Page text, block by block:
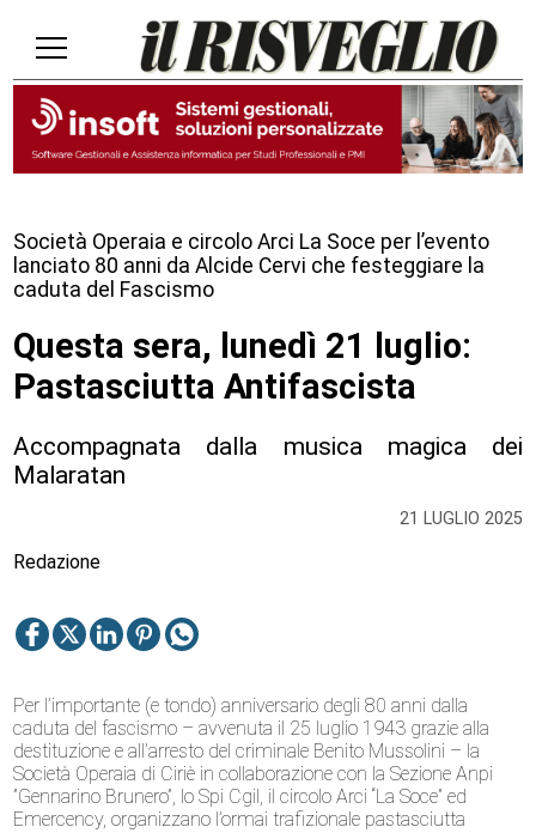
21 LUGLIO 2025
Società Operaia e circolo Arci La Soce per l’evento
lanciato 80 anni da Alcide Cervi che festeggiare la
caduta del Fascismo
Questa sera, lunedì 21 luglio:
Pastasciutta Antifascista
Accompagnata dalla musica magica dei
Malaratan
Redazione
Per l’importante (e tondo) anniversario degli 80 anni dalla
caduta del fascismo – avvenuta il 25 luglio 1943 grazie alla
destituzione e all’arresto del criminale Benito Mussolini – la
Società Operaia di Ciriè in collaborazione con la Sezione Anpi
”Gennarino Brunero”, lo Spi Cgil, il circolo Arci “La Soce” ed
Emercency, organizzano l’ormai trafizionale pastasciutta